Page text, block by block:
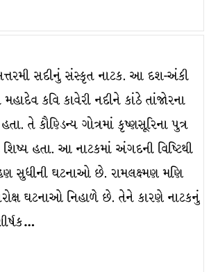
સદીનું સંસ્કૃત નાટક. આ દશ-અંકી
કવિ કાવેરી નદીને કાંઠે તાંજોરના
તે કૌણ્ડિન્ય ગોત્રમાં કૃષ્ણસૂરિના પુત્ર
હતા. આ નાટકમાં અંગદની વિષ્ટિથી
સુધીની ઘટનાઓ છે. રામલક્ષ્મણ મણિ
પરોક્ષ ઘટનાઓ નિહાળે છે. તેને કારણે નાટકનું